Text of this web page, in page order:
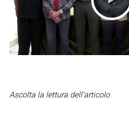
Ascolta la lettura dell'articolo